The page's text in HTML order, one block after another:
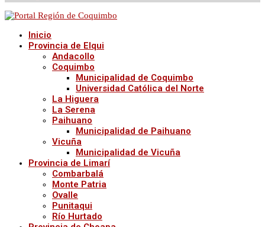
Inicio
Provincia de Elqui
Andacollo
Coquimbo
Municipalidad de Coquimbo
Universidad Católica del Norte
La Higuera
La Serena
Paihuano
Municipalidad de Paihuano
Vicuña
Municipalidad de Vicuña
Provincia de Limarí
Combarbalá
Monte Patria
Ovalle
Punitaqui
Río Hurtado